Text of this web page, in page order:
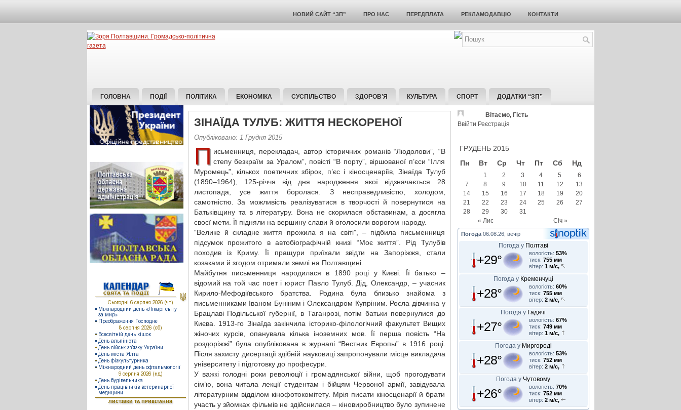
НОВИЙ САЙТ “ЗП” ПРО НАС ПЕРЕДПЛАТА РЕКЛАМОДАВЦЮ КОНТАКТИ
ГОЛОВНА ПОДІЇ ПОЛІТИКА ЕКОНОМІКА СУСПІЛЬСТВО ЗДОРОВ’Я КУЛЬТУРА СПОРТ ДОДАТКИ “ЗП”
ЗІНАЇДА ТУЛУБ: ЖИТТЯ НЕСКОРЕНОЇ
Опубліковано: 1 Грудня 2015
П исьменниця, перекладач, автор історичних романів “Людолови”, “В
степу безкраїм за Уралом”, повісті “В порту”, віршованої п’єси “Ілля
Муромець”, кількох поетичних збірок, п’єс і кіносценаріїв, Зінаїда Тулуб
(1890–1964), 125-річчя від дня народження якої відзначається 28
листопада, усе життя боролася. З несправедливістю, холодом,
самотністю. За можливість реалізуватися в творчості й повернутися на
Батьківщину та в літературу. Вона не скорилася обставинам, а досягла
своєї мети. Її підняли на вершину слави й оголосили ворогом народу.
“Велике й складне життя прожила я на світі”, – підбила письменниця
підсумок прожитого в автобіографічній книзі “Моє життя”. Рід Тулубів
походив із Криму. Її пращури приїхали звідти на Запоріжжя, стали
козаками й згодом отримали землі на Полтавщині.
Майбутня письменниця народилася в 1890 році у Києві. Її батько –
відомий на той час поет і юрист Павло Тулуб. Дід, Олександр, – учасник
Кирило-Мефодіївського братства. Родина була близько знайома з
письменниками Іваном Буніним і Олександром Купріним. Росла дівчинка у
Брацлаві Подільської губернії, в Таганрозі, потім батьки повернулися до
Києва. 1913-го Зінаїда закінчила історико-філологічний факультет Вищих
жіночих курсів, опанувала кілька іноземних мов. Її перша повість “На
роздоріжжі” була опублікована в журналі “Вестник Европы” в 1916 році.
Після захисту дисертації здібній науковиці запропонували місце викладача
університету і підготовку до професури.
У важкі голодні роки революції і громадянської війни, щоб прогодувати
сім’ю, вона читала лекції студентам і бійцям Червоної армії, завідувала
літературним відділом кінофотокомітету. Мрія писати кіносценарії й брати
участь у зйомках фільмів не здійснилася – кіновиробництво було зупинене
Вітаємо, Гість
Ввійти Реєстрація
ГРУДЕНЬ 2015
Пн
Вт Ср Чт Пт Сб Нд
« Лис Січ »
1 2 3 4 5
6
7
8 9 10 11 12
13
14
15 16 17 18 19
20
21
22 23 24 25 26
27
28
29 30 31
Погода 06.08.26, вечір
Погода у Полтаві
+29° вологість: 53%
тиск: 755 мм
вітер: 1 м/с,
Погода у Кременчуці
+28° вологість: 60%
тиск: 755 мм
вітер: 2 м/с,
Погода у Гадячі
+27° вологість: 67%
тиск: 749 мм
вітер: 1 м/с,
Погода у Миргороді
+28° вологість: 53%
тиск: 752 мм
вітер: 2 м/с,
Погода у Чутовому
+26° вологість: 70%
тиск: 752 мм
вітер: 2 м/с,